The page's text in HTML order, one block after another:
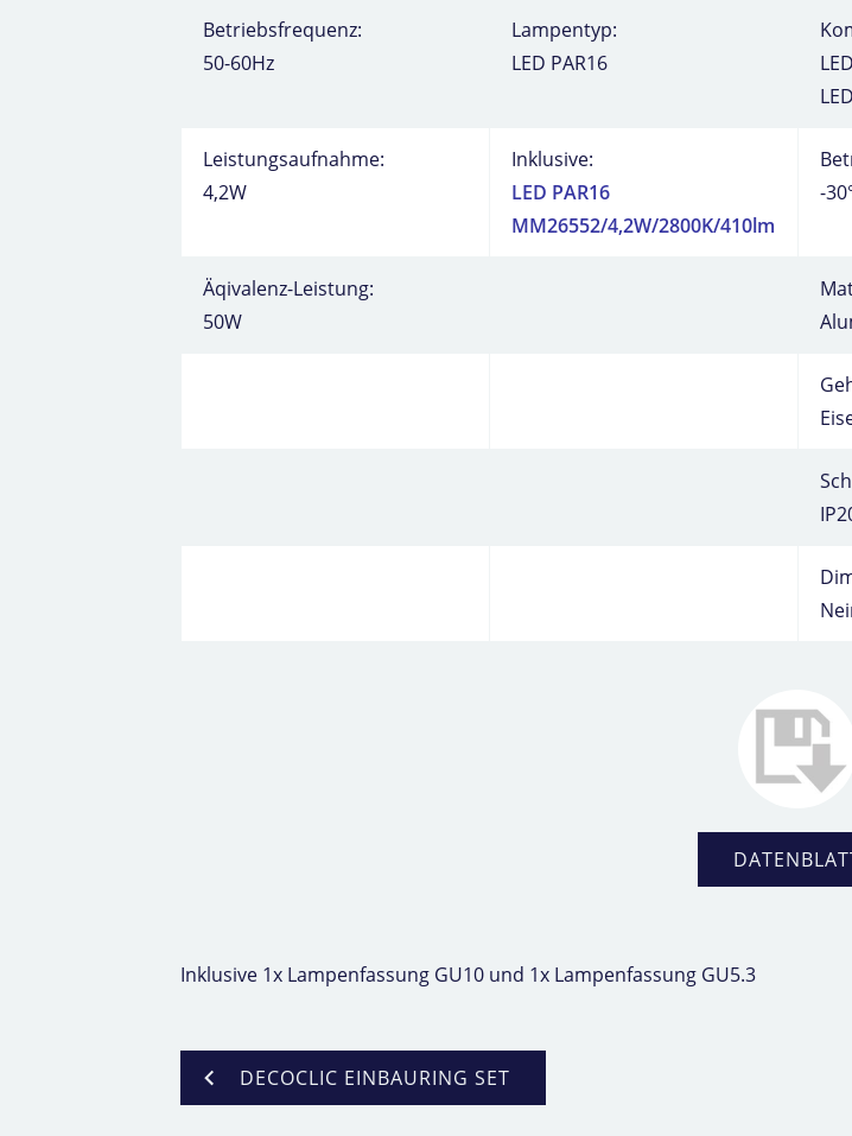
Betriebsfrequenz:
50-60Hz
Lampentyp:
LED PAR16
Leistungsaufnahme:
4,2W
Inklusive:
LED PAR16
MM26552/4,2W/2800K/410lm
-
Äqivalenz-Leistung:
50W
Inklusive 1x Lampenfassung GU10 und 1x Lampenfassung GU5.3
DECOCLIC EINBAURING SET